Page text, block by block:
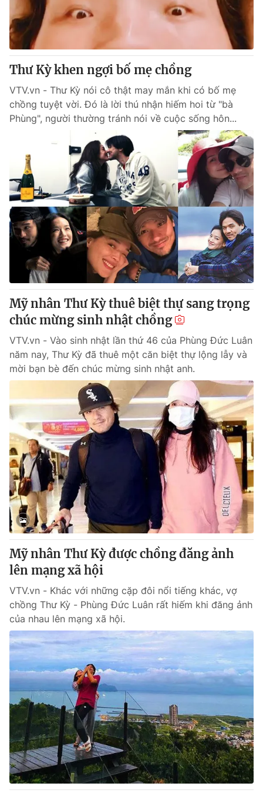
Giấy phép hoạt động báo in và báo điện tử số 483/GP-BTTTT
cấp ngày 29/12/2023
Tổng Biên tập:
Vũ Thanh Thủy
Phó Tổng Biên tập:Nguyễn Thị Mỹ Hạnh, Phạm Quốc Thắng,
Nguyễn Trọng Ninh
024.38 355 931 - 024.38 355 932
Ðiện thoại Thời báo VTV:024.66 897 897
Email:toasoan@vtv.vn
024-7300.7108
® Cấm sao chép dưới mọi hình thức nếu không có sự chấp
thuận bằng văn bản. Ghi rõ nguồn VTV.vn khi phát hành lại
thông tin từ website này.
Thư Kỳ khen ngợi bố mẹ chồng
VTV.vn - Thư Kỳ nói cô thật may mắn khi có bố mẹ
chồng tuyệt vời. Đó là lời thú nhận hiếm hoi từ "bà
Phùng", người thường tránh nói về cuộc sống hôn...
Mỹ nhân Thư Kỳ thuê biệt thự sang trọng
chúc mừng sinh nhật chồng
VTV.vn - Vào sinh nhật lần thứ 46 của Phùng Đức Luân
năm nay, Thư Kỳ đã thuê một căn biệt thự lộng lẫy và
mời bạn bè đến chúc mừng sinh nhật anh.
Mỹ nhân Thư Kỳ được chồng đăng ảnh
lên mạng xã hội
VTV.vn - Khác với những cặp đôi nổi tiếng khác, vợ
chồng Thư Kỳ - Phùng Đức Luân rất hiếm khi đăng ảnh
của nhau lên mạng xã hội.